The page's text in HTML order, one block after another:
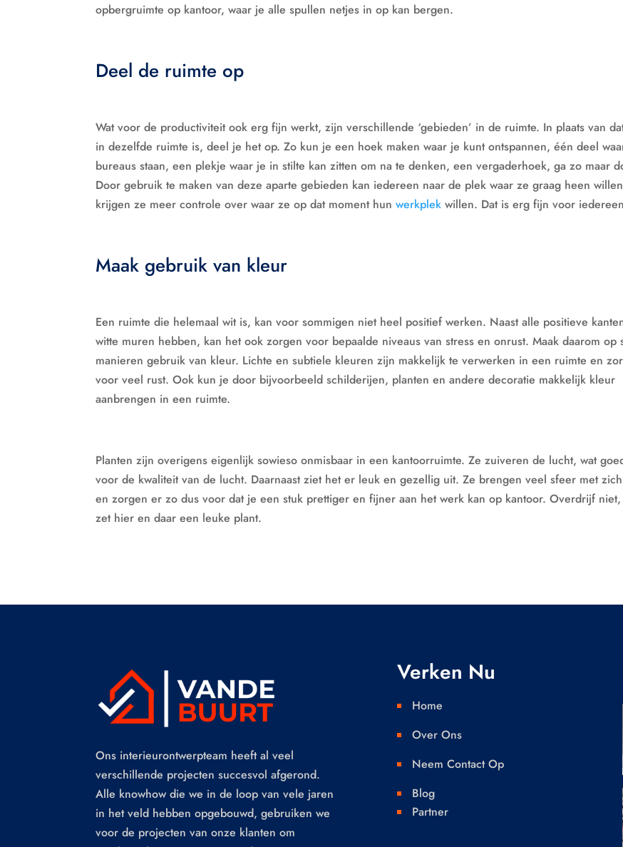
opbergruimte op kantoor, waar je alle spullen netjes in op kan bergen.
Deel de ruimte op
Wat voor de productiviteit ook erg fijn werkt, zijn verschillende ‘gebieden’ in de ruimte. In plaats van
in dezelfde ruimte is, deel je het op. Zo kun je een hoek maken waar je kunt ontspannen, één deel
bureaus staan, een plekje waar je in stilte kan zitten om na te denken, een vergaderhoek, ga zo maar
Door gebruik te maken van deze aparte gebieden kan iedereen naar de plek waar ze graag heen
krijgen ze meer controle over waar ze op dat moment hunwerkplek willen. Dat is erg fijn voor
Maak gebruik van kleur
Een ruimte die helemaal wit is, kan voor sommigen niet heel positief werken. Naast alle positieve
witte muren hebben, kan het ook zorgen voor bepaalde niveaus van stress en onrust. Maak daarom op
manieren gebruik van kleur. Lichte en subtiele kleuren zijn makkelijk te verwerken in een ruimte en
voor veel rust. Ook kun je door bijvoorbeeld schilderijen, planten en andere decoratie makkelijk kleur
aanbrengen in een ruimte.
Planten zijn overigens eigenlijk sowieso onmisbaar in een kantoorruimte. Ze zuiveren de lucht, wat
voor de kwaliteit van de lucht. Daarnaast ziet het er leuk en gezellig uit. Ze brengen veel sfeer met
en zorgen er zo dus voor dat je een stuk prettiger en fijner aan het werk kan op kantoor. Overdrijf niet,
zet hier en daar een leuke plant.
Ons interieurontwerpteam heeft al veel
verschillende projecten succesvol afgerond.
Alle knowhow die we in de loop van vele jaren
in het veld hebben opgebouwd, gebruiken we
voor de projecten van onze klanten om
Verken Nu
Home
Over Ons
Neem Contact Op
Blog
Partner